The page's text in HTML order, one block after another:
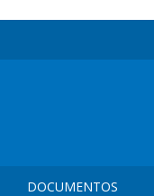
DOCUMENTOS